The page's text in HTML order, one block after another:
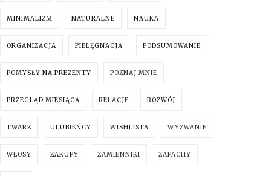
MINIMALIZM NATURALNE NAUKA
ORGANIZACJA PIELĘGNACJA PODSUMOWANIE
POMYSŁY NA PREZENTY POZNAJ MNIE
PRZEGLĄD MIESIĄCA RELACJE ROZWÓJ
TWARZ ULUBIEŃCY WISHLISTA WYZWANIE
WŁOSY ZAKUPY ZAMIENNIKI ZAPACHY